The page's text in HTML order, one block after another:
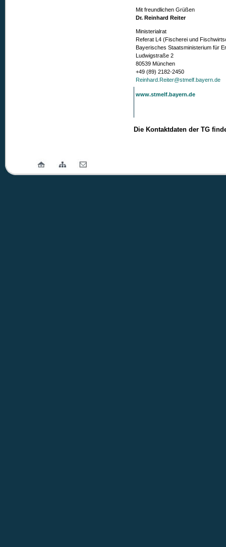
Mit freundlichen Grüßen
Dr. Reinhard Reiter
Ministerialrat
Referat L4 (Fischerei und
Bayerisches Staatsministerium für
Ludwigstraße 2
80539 München
+49 (89) 2182-2450
Reinhard.Reiter@stmelf.bayern.de
www.stmelf.bayern.de
Die Kontaktdaten der TG